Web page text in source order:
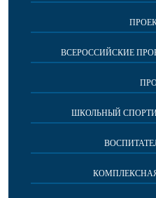
ВСЕРОССИЙСКИЕ
ШКОЛЬНЫЙ